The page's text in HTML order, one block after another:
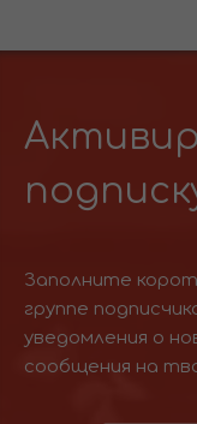
Заполните
группе
уведомления о
сообщения на